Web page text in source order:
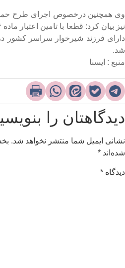
همچنین درخصوص اجرای طرح
فرزند شیرخوار سراسر کشور
: ایسنا
را
ایمیل شما منتشر نخواهد شد.
*
*